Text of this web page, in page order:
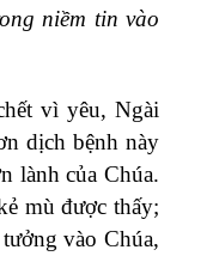
niềm tin vào
vì yêu, Ngài
dịch bệnh này
lành của Chúa.
mù được thấy;
vào Chúa,